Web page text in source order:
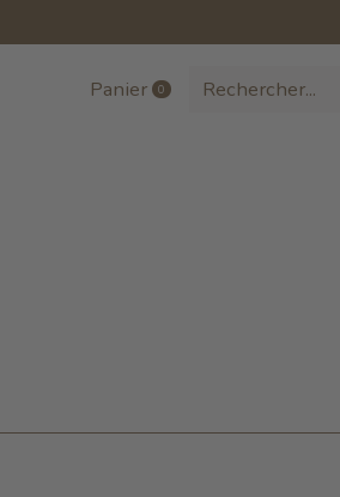
Panier 0items